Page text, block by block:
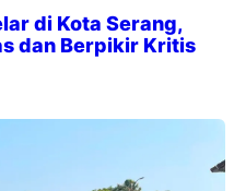
di Kota Serang,
dan Berpikir Kritis